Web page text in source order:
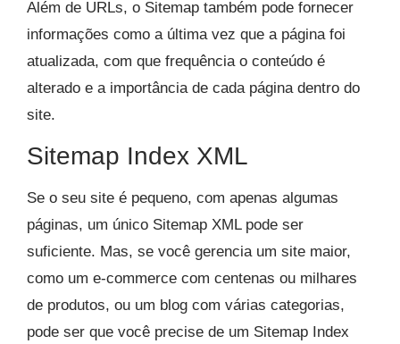
Além de URLs, o Sitemap também pode fornecer
informações como a última vez que a página foi
atualizada, com que frequência o conteúdo é
alterado e a importância de cada página dentro do
site.
Sitemap Index XML
Se o seu site é pequeno, com apenas algumas
páginas, um único Sitemap XML pode ser
suficiente. Mas, se você gerencia um site maior,
como um e-commerce com centenas ou milhares
de produtos, ou um blog com várias categorias,
pode ser que você precise de um Sitemap Index